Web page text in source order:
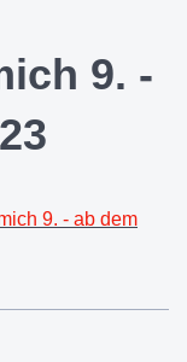
9. -
9. - ab dem